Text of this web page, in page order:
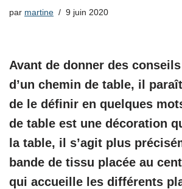
par martine 9 juin 2020
Avant de donner des
d’un chemin de table, il
de le définir en quelques
de table est une décoration
la table, il s’agit plus
bande de tissu placée au
qui accueille les différents